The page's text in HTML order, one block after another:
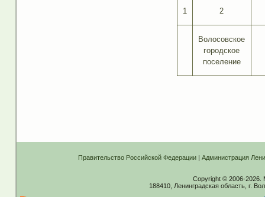
1 2
Волосовское
городское
поселение
Правительство Российской Федерации| Администрация
Copyright © 2006-2026.
188410, Ленинградская область, г.